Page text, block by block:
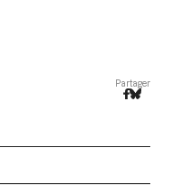
Partager